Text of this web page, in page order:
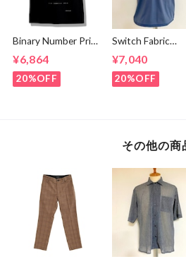
Binary Number Print
T-shirts Black
¥6,864
20%OFF
Switch Fabric
Pocket T-shirts
Ash Navy
¥7,040
20%OFF
その他の商